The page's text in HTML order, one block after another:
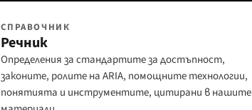
СПРАВОЧНИК
Речник
Определения за стандартите за достъпност,
законите, ролите на ARIA, помощните технологии,
понятията и инструментите, цитирани в нашите